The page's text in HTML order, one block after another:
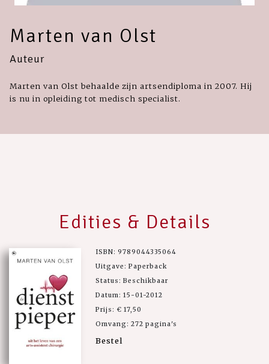
Marten van Olst
Auteur
Marten van Olst behaalde zijn artsendiploma in 2007. Hij
is nu in opleiding tot medisch specialist.
Edities & Details
ISBN: 9789044335064
Uitgave: Paperback
Status: Beschikbaar
Datum: 15-01-2012
Prijs: € 17,50
Omvang: 272 pagina's
Bestel